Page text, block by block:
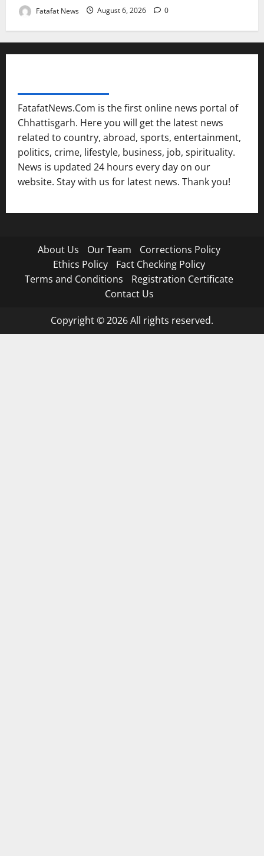
Fatafat News August 6, 2026 0
FatafatNews.Com is the first online news portal of
Chhattisgarh. Here you will get the latest news
related to country, abroad, sports, entertainment,
politics, crime, lifestyle, business, job, spirituality.
News is updated 24 hours every day on our
website. Stay with us for latest news. Thank you!
About Us Our Team
Corrections Policy
Ethics Policy
Fact Checking Policy
Terms and Conditions
Registration Certificate
Contact Us
Copyright © 2026 All rights reserved.